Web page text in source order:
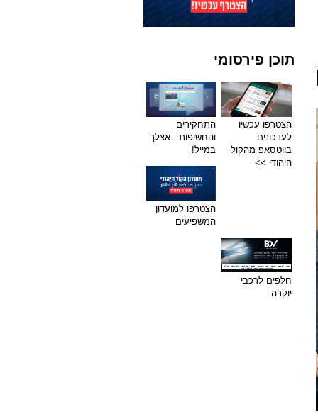
תוכן פירסומי
הצטרפו עכשיו
לעדכונים
בווטסאפ מהקול
היהודי >>
התחקירים
והחשיפות - אצלך
במייל!
הצטרפו למועדון
המשפיעים
חלפים לרכבי
יוקרה